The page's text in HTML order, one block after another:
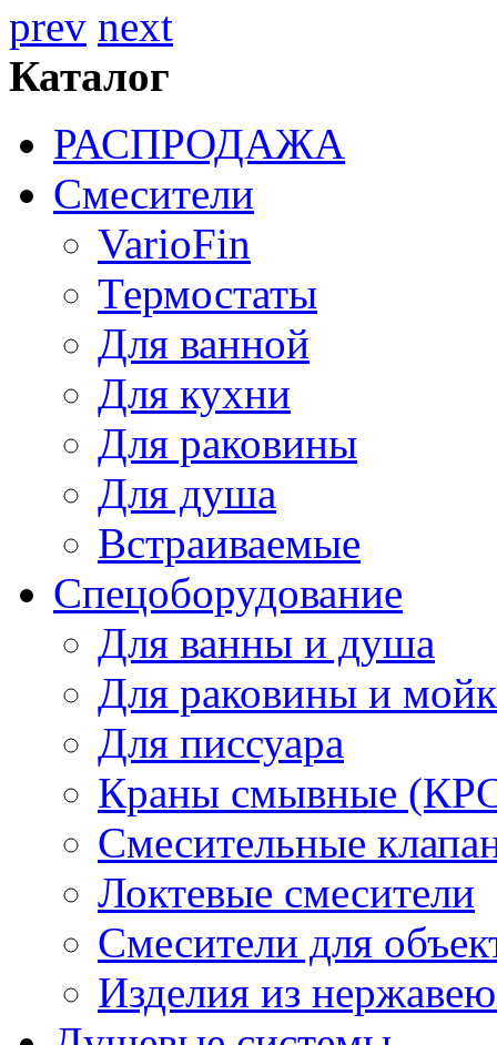
prev next
Каталог
РАСПРОДАЖА
Смесители
VarioFin
Термостаты
Для ванной
Для кухни
Для раковины
Для душа
Встраиваемые
Спецоборудование
Для ванны и душа
Для раковины и
Для писсуара
Краны смывные
Смесительные
Локтевые смесители
Смесители для
Изделия из